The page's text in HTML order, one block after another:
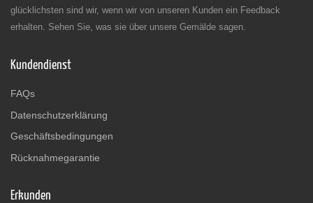
glücklichsten sind wir, wenn wir von unseren Kunden ein Feedback
erhalten. Sehen Sie, was sie über unsere Gemälde sagen.
Kundendienst
FAQs
Datenschutzerklärung
Geschäftsbedingungen
Rücknahmegarantie
Erkunden